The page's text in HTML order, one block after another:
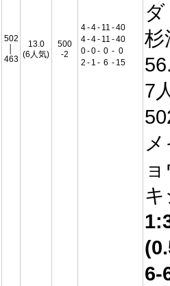
502
463
13.0
(6人気)
500
-2
4-4- 11 -40
4-4- 11 -40
0-0- 0 - 0
2 - 1 - 6 - 15
7
6-